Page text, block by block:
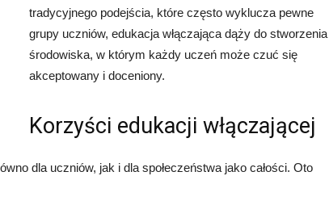
tradycyjnego podejścia, które często wyklucza pewne
grupy uczniów, edukacja włączająca dąży do stworzenia
środowiska, w którym każdy uczeń może czuć się
akceptowany i doceniony.
Korzyści edukacji włączającej
dla uczniów, jak i dla społeczeństwa jako całości. Oto